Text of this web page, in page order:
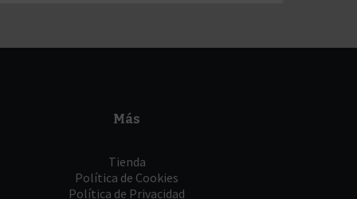
Más
Tienda
Política de Cookies
Política de Privacidad